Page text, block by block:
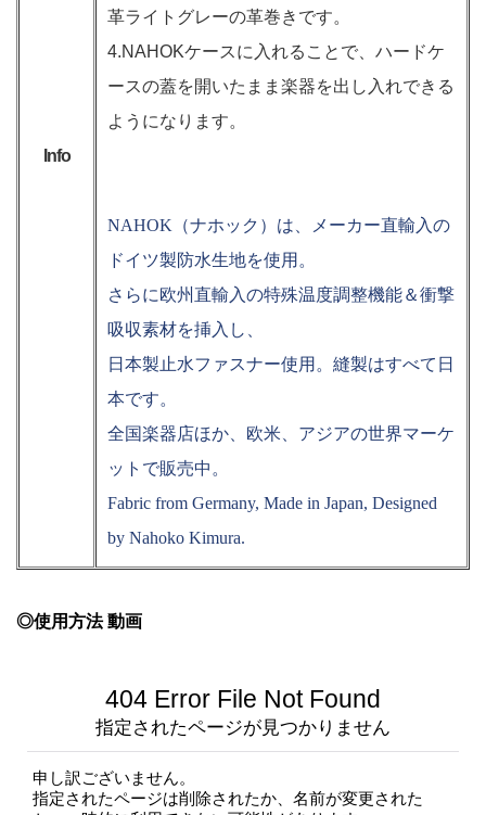
Info
革ライトグレーの革巻きです。
4.NAHOKケースに入れることで、ハードケ
ースの蓋を開いたまま楽器を出し入れできる
ようになります。
NAHOK（ナホック）は、メーカー直輸入の
ドイツ製防水生地を使用。
さらに欧州直輸入の特殊温度調整機能＆衝撃
吸収素材を挿入し、
日本製止水ファスナー使用。縫製はすべて日
本です。
全国楽器店ほか、欧米、アジアの世界マーケ
ットで販売中。
Fabric from Germany, Made in Japan, Designed
by Nahoko Kimura.
◎使用方法 動画